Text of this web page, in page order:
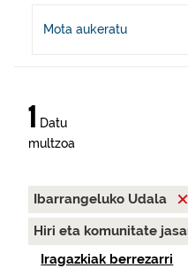
Mota aukeratu
1 Datu
multzoa
Ibarrangeluko Udala
Hiri eta komunitate
Iragazkiak berrezarri